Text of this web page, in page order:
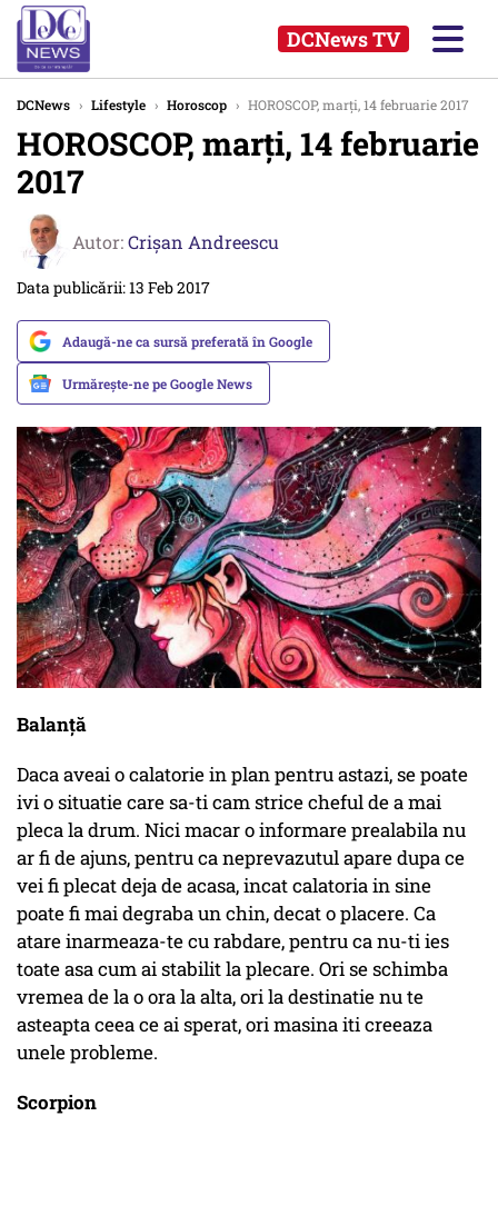
DCNews TV
DCNews › Lifestyle › Horoscop › HOROSCOP, marți, 14 februarie 2017
HOROSCOP, marți, 14 februarie
2017
Autor:Crişan Andreescu
Data publicării: 13 Feb 2017
Adaugă-ne ca sursă preferată în Google
Urmărește-ne pe Google News
Balanță
Daca aveai o calatorie in plan pentru astazi, se poate
ivi o situatie care sa-ti cam strice cheful de a mai
pleca la drum. Nici macar o informare prealabila nu
ar fi de ajuns, pentru ca neprevazutul apare dupa ce
vei fi plecat deja de acasa, incat calatoria in sine
poate fi mai degraba un chin, decat o placere. Ca
atare inarmeaza-te cu rabdare, pentru ca nu-ti ies
toate asa cum ai stabilit la plecare. Ori se schimba
vremea de la o ora la alta, ori la destinatie nu te
asteapta ceea ce ai sperat, ori masina iti creeaza
unele probleme.
Scorpion